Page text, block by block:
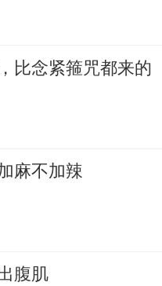
比念紧箍咒都来的
麻不加辣
腹肌